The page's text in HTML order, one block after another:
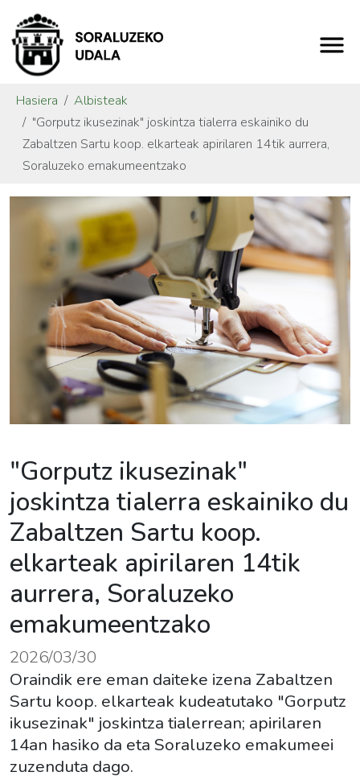
Hasiera
Albisteak
"Gorputz ikusezinak" joskintza tialerra eskainiko du
Zabaltzen Sartu koop. elkarteak apirilaren 14tik aurrera,
Soraluzeko emakumeentzako
"Gorputz ikusezinak"
joskintza tialerra eskainiko du
Zabaltzen Sartu koop.
elkarteak apirilaren 14tik
aurrera, Soraluzeko
emakumeentzako
2026/03/30
Oraindik ere eman daiteke izena Zabaltzen
Sartu koop. elkarteak kudeatutako "Gorputz
ikusezinak" joskintza tialerrean; apirilaren
14an hasiko da eta Soraluzeko emakumeei
zuzenduta dago.